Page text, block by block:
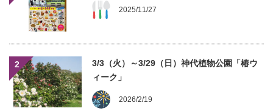
2025/11/27
2
3/3（火）～3/29（日）神代植物公園「椿ウ
ィーク」
2026/2/19